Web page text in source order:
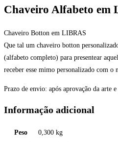
Chaveiro Alfabeto em
Chaveiro Botton em LIBRAS
Que tal um chaveiro botton
(alfabeto completo) para presentear
receber esse mimo personalizado com o
Prazo de envio: após aprovação da arte
Informação adicional
Peso
0,300 kg